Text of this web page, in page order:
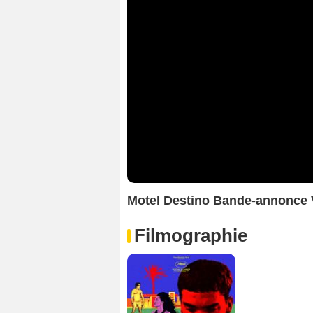
Motel Destino Bande-annonce
Filmographie